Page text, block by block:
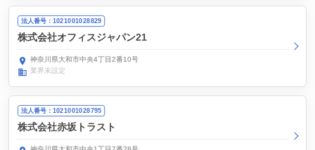
法人番号：1021001028829
株式会社オフィスジャパン21
神奈川県大和市中央4丁目2番10号
業界未設定
法人番号：1021001028795
株式会社赤坂トラスト